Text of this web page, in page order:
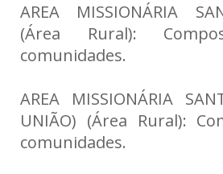
AREA MISSIONÁRIA
(Área Rural):
comunidades.
AREA MISSIONÁRIA
UNIÃO) (Área Rural):
comunidades.